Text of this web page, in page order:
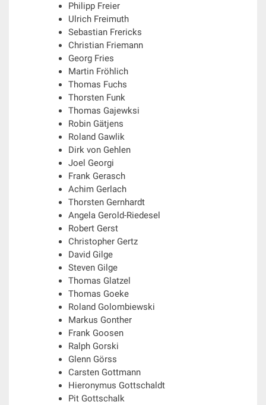
Philipp Freier
Ulrich Freimuth
Sebastian Frericks
Christian Friemann
Georg Fries
Martin Fröhlich
Thomas Fuchs
Thorsten Funk
Thomas Gajewksi
Robin Gätjens
Roland Gawlik
Dirk von Gehlen
Joel Georgi
Frank Gerasch
Achim Gerlach
Thorsten Gernhardt
Angela Gerold-Riedesel
Robert Gerst
Christopher Gertz
David Gilge
Steven Gilge
Thomas Glatzel
Thomas Goeke
Roland Golombiewski
Markus Gonther
Frank Goosen
Ralph Gorski
Glenn Görss
Carsten Gottmann
Hieronymus Gottschaldt
Pit Gottschalk